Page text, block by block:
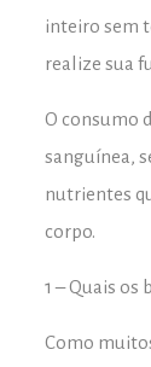
inteiro sem
realize sua
O consumo
sanguínea,
nutrientes
corpo.
1 – Quais os
Como